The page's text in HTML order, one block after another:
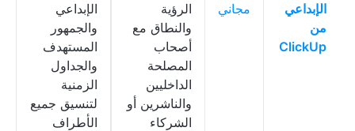
الإبداعي
من
ClickUp
مجاني
الرؤية
والنطاق مع
أصحاب
المصلحة
الداخليين
والناشرين أو
الشركاء
الإبداعي
والجمهور
المستهدف
والجداول
الزمنية
لتنسيق جميع
الأطراف